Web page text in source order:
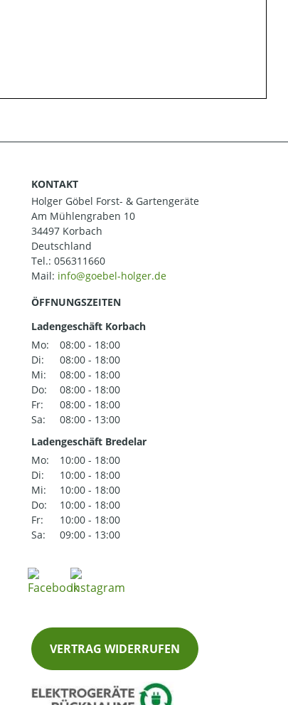
KONTAKT
Holger Göbel Forst- & Gartengeräte
Am Mühlengraben 10
34497 Korbach
Deutschland
Tel.: 056311660
Mail:
ÖFFNUNGSZEITEN
Ladengeschäft Korbach
Mo:
08:00 - 18:00
Di:
08:00 - 18:00
Mi:
08:00 - 18:00
Do:
08:00 - 18:00
Fr:
08:00 - 18:00
Sa:
08:00 - 13:00
Ladengeschäft Bredelar
Mo:
10:00 - 18:00
Di:
10:00 - 18:00
Mi:
10:00 - 18:00
Do:
10:00 - 18:00
Fr:
10:00 - 18:00
Sa:
09:00 - 13:00
VERTRAG WIDERRUFEN